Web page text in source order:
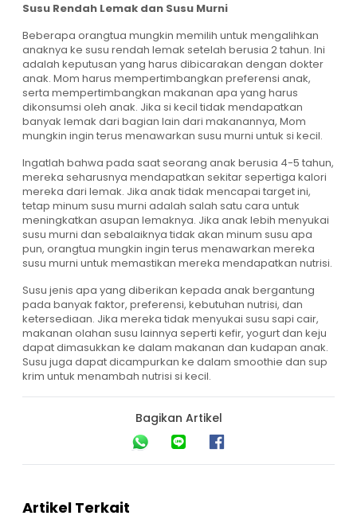
Susu Rendah Lemak dan Susu Murni
Beberapa orangtua mungkin memilih untuk mengalihkan
anaknya ke susu rendah lemak setelah berusia 2 tahun. Ini
adalah keputusan yang harus dibicarakan dengan dokter
anak. Mom harus mempertimbangkan preferensi anak,
serta mempertimbangkan makanan apa yang harus
dikonsumsi oleh anak. Jika si kecil tidak mendapatkan
banyak lemak dari bagian lain dari makanannya, Mom
mungkin ingin terus menawarkan susu murni untuk si kecil.
Ingatlah bahwa pada saat seorang anak berusia 4-5 tahun,
mereka seharusnya mendapatkan sekitar sepertiga kalori
mereka dari lemak. Jika anak tidak mencapai target ini,
tetap minum susu murni adalah salah satu cara untuk
meningkatkan asupan lemaknya. Jika anak lebih menyukai
susu murni dan sebalaiknya tidak akan minum susu apa
pun, orangtua mungkin ingin terus menawarkan mereka
susu murni untuk memastikan mereka mendapatkan nutrisi.
Susu jenis apa yang diberikan kepada anak bergantung
pada banyak faktor, preferensi, kebutuhan nutrisi, dan
ketersediaan. Jika mereka tidak menyukai susu sapi cair,
makanan olahan susu lainnya seperti kefir, yogurt dan keju
dapat dimasukkan ke dalam makanan dan kudapan anak.
Susu juga dapat dicampurkan ke dalam smoothie dan sup
krim untuk menambah nutrisi si kecil.
Bagikan Artikel
Artikel Terkait